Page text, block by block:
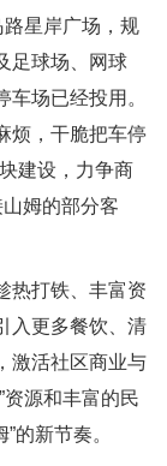
星岸广场，规
足球场、网球
场已经投用。
烦，干脆把车停
建设，力争商
姆的部分客
热打铁、丰富资
入更多餐饮、清
激活社区商业与
资源和丰富的民
的新节奏。